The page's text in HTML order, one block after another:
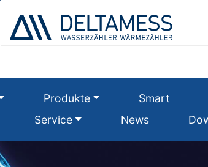
Produkte Smart
Service News